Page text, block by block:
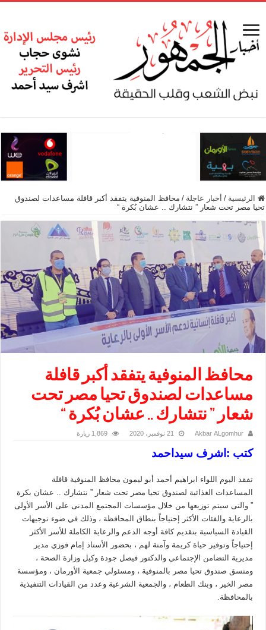
الرئيسية / أخبار عاجلة / محافظ المنوفية يتفقد أكبر قافلة مساعدات لصندوق
تحيا مصر تحت شعار ” نتشارك .. عشان بُكرة “
محافظ المنوفية يتفقد أكبر قافلة
مساعدات لصندوق تحيا مصر تحت
شعار ” نتشارك .. عشان بُكرة “
Akbar ALgomhur 21 نوفمبر، 2020 1,869 زيارة
كتب :اشرف سيداحمد
تفقد اليوم اللواء ابراهيم أحمد أبو ليمون محافظ المنوفية قافلة
المساعدات الغذائية لصندوق تحيا مصر تحت شعار ” نتشارك .. عشان بكرة
” والتى سيتم توزيعها من خلال مؤسسات المجتمع المدنى على الأسر الأولى
بالرعاية والفئات الأكثر إحتياجاً بنطاق المحافظة ، وذلك في ضوء توجيهات
القيادة السياسية بتقديم كافة أوجه الدعم والرعاية الكاملة للأسر الأكثر
إحتياجاً وتوفير حياة كريمة وآمنة لهم ، بحضور الأستاذ إمام فوزي مدير
مديرية التضامن الإجتماعي والدكتور فيصل جودة وكيل وزارة الصحة ،
ومنسق صندوق تحيا مصر بالمنوفية ، ومسئولي جمعية الأورمان ، ومؤسسة
مصر الخير ، وبنك الطعام ، والجمعية الشرعية وعدد من القيادات التنفيذية
بالمحافظة.